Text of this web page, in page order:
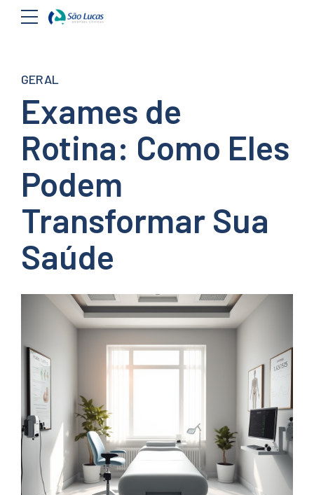
GERAL
Exames de
Rotina: Como Eles
Podem
Transformar Sua
Saúde